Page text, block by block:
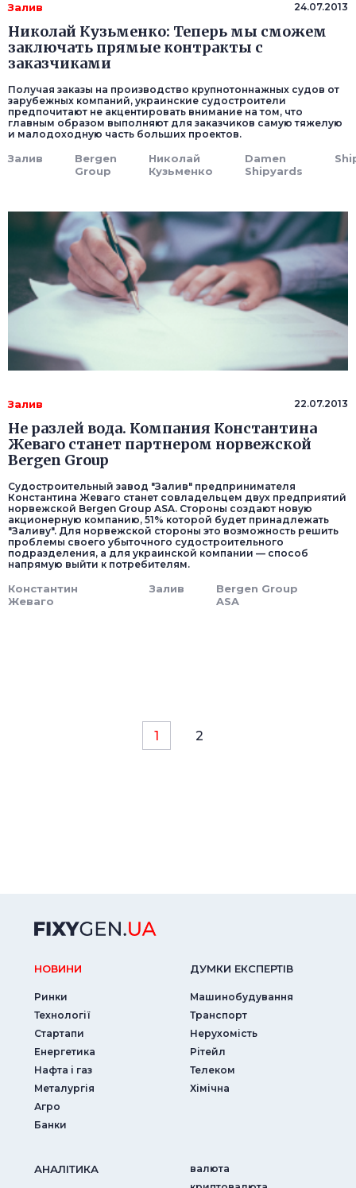
Залив 24.07.2013
Николай Кузьменко: Теперь мы сможем
заключать прямые контракты с
заказчиками
Получая заказы на производство крупнотоннажных судов от
зарубежных компаний, украинские судостроители
предпочитают не акцентировать внимание на том, что
главным образом выполняют для заказчиков самую тяжелую
и малодоходную часть больших проектов.
Залив
Bergen
Group
Николай
Кузьменко
Damen
Shipyards
Залив 22.07.2013
Не разлей вода. Компания Константина
Жеваго станет партнером норвежской
Bergen Group
Судостроительный завод "Залив" предпринимателя
Константина Жеваго станет совладельцем двух предприятий
норвежской Bergen Group ASA. Стороны создают новую
акционерную компанию, 51% которой будет принадлежать
"Заливу". Для норвежской стороны это возможность решить
проблемы своего убыточного судостроительного
подразделения, а для украинской компании — способ
напрямую выйти к потребителям.
Константин
Жеваго
Залив
Bergen Group
ASA
1 2
НОВИНИ
Ринки
Технології
Стартапи
Енергетика
Нафта і газ
Металургія
Агро
Банки
ДУМКИ ЕКСПЕРТIВ
Машинобудування
Транспорт
Нерухомість
Рітейл
Телеком
Хімічна
АНАЛIТИКА
валюта